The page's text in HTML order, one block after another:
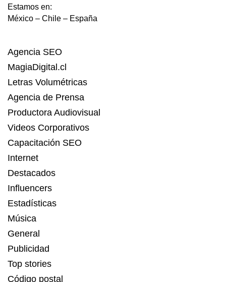
Estamos en:
México – Chile – España
Agencia SEO
MagiaDigital.cl
Letras Volumétricas
Agencia de Prensa
Productora Audiovisual
Videos Corporativos
Capacitación SEO
Internet
Destacados
Influencers
Estadísticas
Música
General
Publicidad
Top stories
Código postal